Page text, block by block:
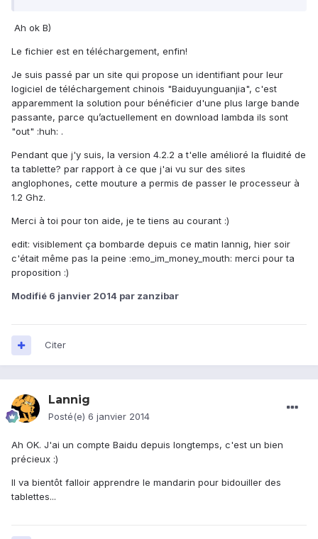
Ah ok B)
Le fichier est en téléchargement, enfin!
Je suis passé par un site qui propose un identifiant pour leur
logiciel de téléchargement chinois "Baiduyunguanjia", c'est
apparemment la solution pour bénéficier d'une plus large bande
passante, parce qu’actuellement en download lambda ils sont
"out" :huh: .
Pendant que j'y suis, la version 4.2.2 a t'elle amélioré la fluidité de
ta tablette? par rapport à ce que j'ai vu sur des sites
anglophones, cette mouture a permis de passer le processeur à
1.2 Ghz.
Merci à toi pour ton aide, je te tiens au courant :)
edit: visiblement ça bombarde depuis ce matin lannig, hier soir
c'était même pas la peine :emo_im_money_mouth: merci pour ta
proposition :)
Modifié 6 janvier 2014 par zanzibar
Citer
Lannig
Posté(e) 6 janvier 2014
Ah OK. J'ai un compte Baidu depuis longtemps, c'est un bien
précieux :)
Il va bientôt falloir apprendre le mandarin pour bidouiller des
tablettes...